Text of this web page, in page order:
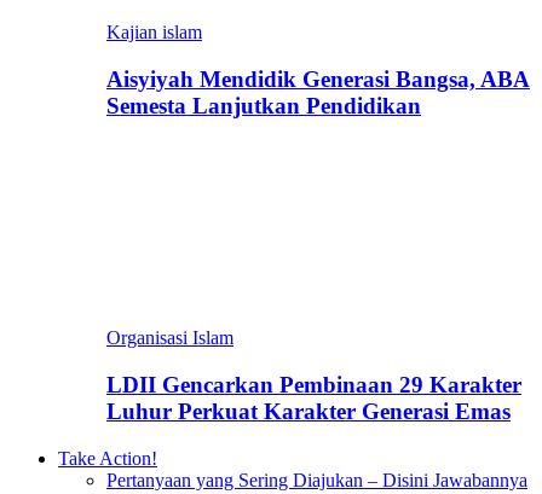
Kajian islam
Aisyiyah Mendidik Generasi Bangsa, ABA
Semesta Lanjutkan Pendidikan
Organisasi Islam
LDII Gencarkan Pembinaan 29 Karakter
Luhur Perkuat Karakter Generasi Emas
Take Action!
Pertanyaan yang Sering Diajukan – Disini Jawabannya